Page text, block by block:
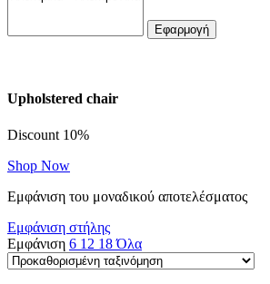
Εφαρμογή
Upholstered chair
Discount 10%
Shop Now
Εμφάνιση του μοναδικού αποτελέσματος
Εμφάνιση στήλης
Εμφάνιση 6 12 18Όλα